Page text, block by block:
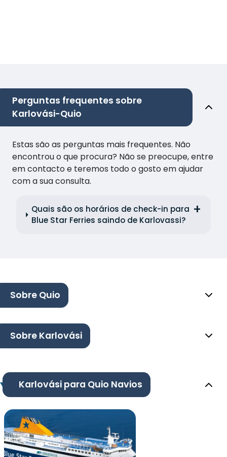
Perguntas frequentes sobre
Karlovási-Quio
Estas são as perguntas mais frequentes. Não
encontrou o que procura? Não se preocupe, entre
em contacto e teremos todo o gosto em ajudar
com a sua consulta.
Quais são os horários de check-in para
Blue Star Ferries saindo de Karlovassi?
Sobre Quio
Sobre Karlovási
Karlovási para Quio Navios